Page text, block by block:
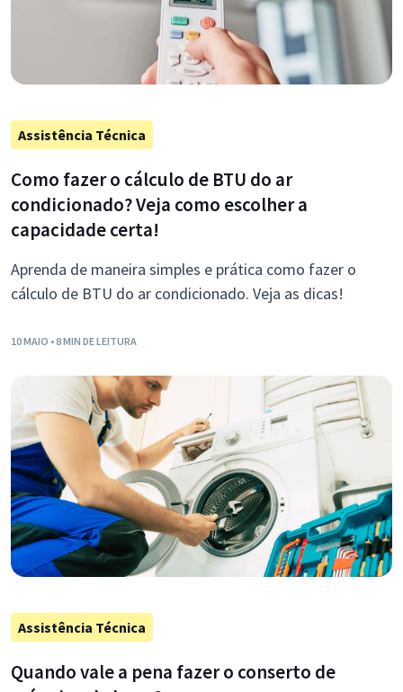
Assistência Técnica
Como fazer o cálculo de BTU do ar
condicionado? Veja como escolher a
capacidade certa!
Aprenda de maneira simples e prática como fazer o
cálculo de BTU do ar condicionado. Veja as dicas!
10 MAIO • 8 MIN DE LEITURA
Assistência Técnica
Quando vale a pena fazer o conserto de